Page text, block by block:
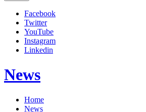
Facebook
Twitter
YouTube
Instagram
Linkedin
News
Home
News